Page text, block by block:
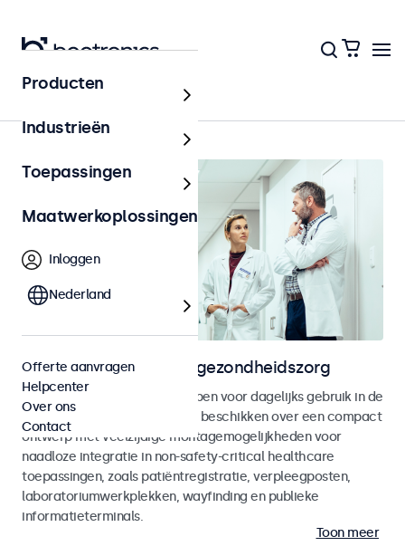
Home
Touchscreens voor de gezondheidszorg
Touchscreen displays ontworpen voor dagelijks gebruik in de
gezondheidszorg. De displays beschikken over een compact
ontwerp met veelzijdige montagemogelijkheden voor
naadloze integratie in non-safety-critical healthcare
toepassingen, zoals patiëntregistratie, verpleegposten,
laboratoriumwerkplekken, wayfinding en publieke
informatieterminals.
Toon meer
Producten
Industrieën
Toepassingen
Maatwerkoplossingen
Inloggen
Nederland
Offerte aanvragen
Helpcenter
Over ons
Contact